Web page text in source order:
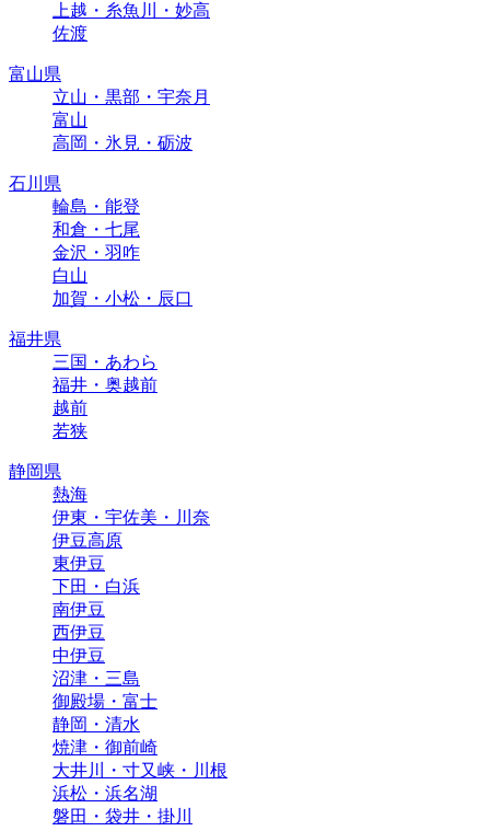
上越・糸魚川・妙高
佐渡
富山県
立山・黒部・宇奈月
富山
高岡・氷見・砺波
石川県
輪島・能登
和倉・七尾
金沢・羽咋
白山
加賀・小松・辰口
福井県
三国・あわら
福井・奥越前
越前
若狭
静岡県
熱海
伊東・宇佐美・川奈
伊豆高原
東伊豆
下田・白浜
南伊豆
西伊豆
中伊豆
沼津・三島
御殿場・富士
静岡・清水
焼津・御前崎
大井川・寸又峡・川根
浜松・浜名湖
磐田・袋井・掛川